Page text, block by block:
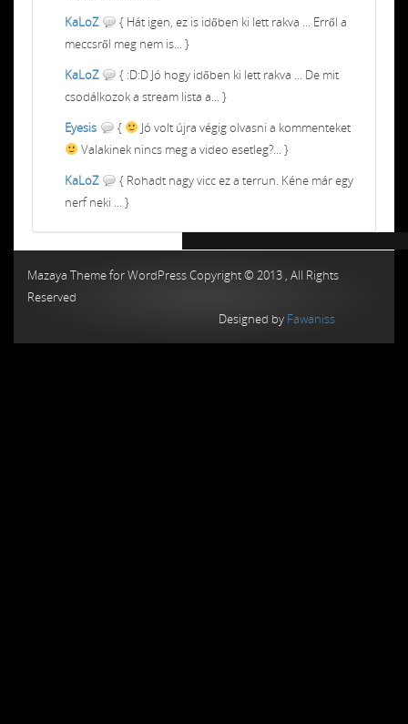
KaLoZ
{ Hát igen, ez is időben ki lett rakva ... Erről a
meccsről meg nem is... }
KaLoZ
{ :D:D Jó hogy időben ki lett rakva ... De mit
csodálkozok a stream lista a... }
Eyesis
{
Jó volt újra végig olvasni a kommenteket
Valakinek nincs meg a video esetleg?... }
KaLoZ
{ Rohadt nagy vicc ez a terrun. Kéne már egy
nerf neki ... }
Mazaya Theme for WordPress Copyright © 2013 , All Rights
Reserved
Designed by Fawaniss